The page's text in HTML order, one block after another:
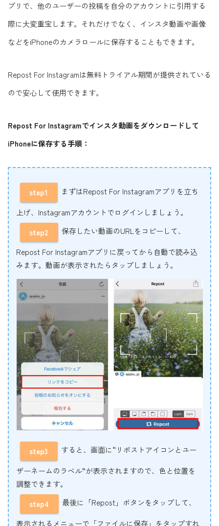
プリで、他のユーザーの投稿を自分のアカウントに引用する
際に大変重宝します。それだけでなく、インスタ動画や画像
などをiPhoneのカメラロールに保存することもできます。
Repost For Instagramは無料トライアル期間が提供されている
ので安心して使用できます。
Repost For Instagramでインスタ動画をダウンロードして
iPhoneに保存する手順：
step1 まずはRepost For Instagramアプリを立ち
上げ、Instagramアカウントでログインしましょう。
step2
保存したい動画のURLをコピーして、
Repost For Instagramアプリに戻ってから自動で読み込
みます。動画が表示されたらタップしましょう。
step3 すると、画面に“リポストアイコンとユー
ザーネームのラベル”が表示されますので、色と位置を
調整できます。
step4
最後に「Repost」ボタンをタップして、
表示されるメニューで「ファイルに保存」をタップすれ